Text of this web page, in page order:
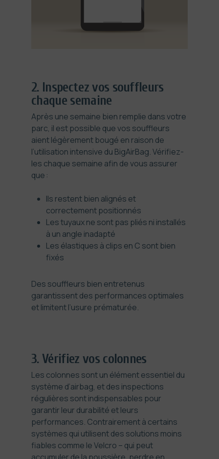
2. Inspectez vos souffleurs
chaque semaine
Après une semaine bien remplie dans votre
parc, il est possible que vos souffleurs
aient légèrement bougé en raison de
l’utilisation intensive du BigAirBag. Vérifiez-
les chaque semaine afin de vous assurer
que :
Ils restent bien alignés et
correctement positionnés
Les tuyaux ne sont pas pliés ni installés
à un angle inadapté
Les élastiques à clips en C sont bien
fixés
Des souffleurs bien entretenus
garantissent des performances optimales
et limitent l’usure prématurée.
3. Vérifiez vos colonnes
Les colonnes sont un élément essentiel du
système d’airbag, et des inspections
régulières sont indispensables pour
garantir leur durabilité et leurs
performances. Contrairement à certains
systèmes qui utilisent des solutions moins
fiables comme le Velcro – qui peut